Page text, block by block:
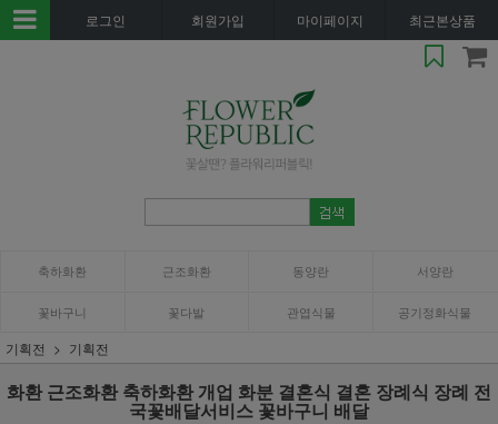
로그인 회원가입 마이페이지 최근본상품
축하화환 근조화환 동양란 서양란
꽃바구니 꽃다발 관엽식물 공기정화식물
기획전 기획전
화환 근조화환 축하화환 개업 화분 결혼식 결혼 장례식 장례 전
국꽃배달서비스 꽃바구니 배달